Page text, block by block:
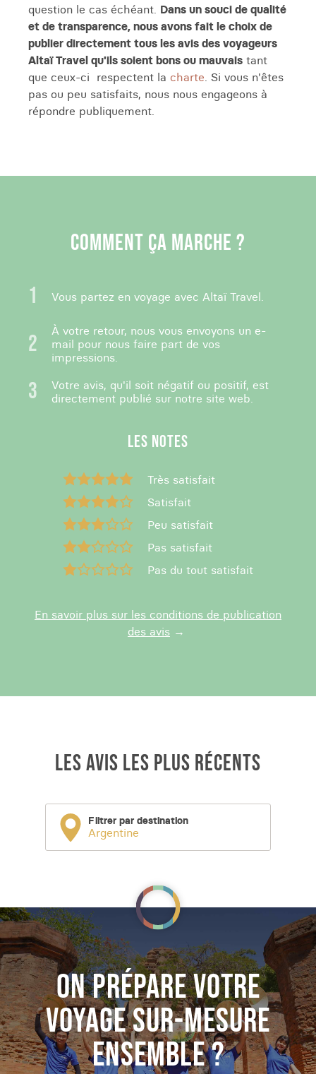
question le cas échéant. Dans un souci de qualité
et de transparence, nous avons fait le choix de
publier directement tous les avis des voyageurs
Altaï Travel qu'ils soient bons ou mauvais tant
que ceux-ci respectent la charte. Si vous n'êtes
pas ou peu satisfaits, nous nous engageons à
répondre publiquement.
COMMENT ÇA MARCHE ?
Vous partez en voyage avec Altaï Travel.
À votre retour, nous vous envoyons un e-
mail pour nous faire part de vos
impressions.
Votre avis, qu'il soit négatif ou positif, est
directement publié sur notre site web.
LES NOTES
Très satisfait
Satisfait
Peu satisfait
Pas satisfait
Pas du tout satisfait
En savoir plus sur les conditions de publication
des avis
LES AVIS LES PLUS RÉCENTS
Filtrer par destination
Argentine
ON PRÉPARE VOTRE
VOYAGE SUR-MESURE
ENSEMBLE ?